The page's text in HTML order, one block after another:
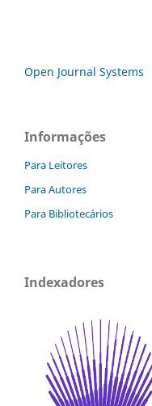
Open Journal Systems
Informações
Para Leitores
Para Autores
Para Bibliotecários
Indexadores